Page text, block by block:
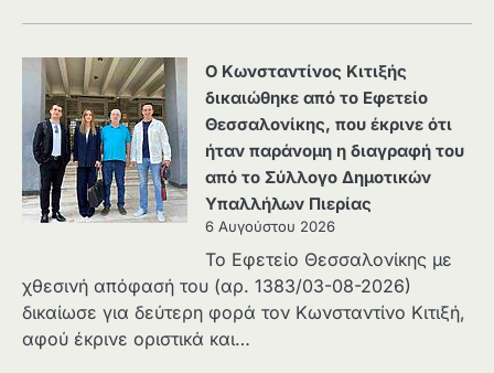
Ο Κωνσταντίνος Κιτιξής
δικαιώθηκε από το Εφετείο
Θεσσαλονίκης, που έκρινε ότι
ήταν παράνομη η διαγραφή του
από το Σύλλογο Δημοτικών
Υπαλλήλων Πιερίας
6 Αυγούστου 2026
Το Εφετείο Θεσσαλονίκης με
χθεσινή απόφασή του (αρ. 1383/03-08-2026)
δικαίωσε για δεύτερη φορά τον Κωνσταντίνο Κιτιξή,
αφού έκρινε οριστικά και…